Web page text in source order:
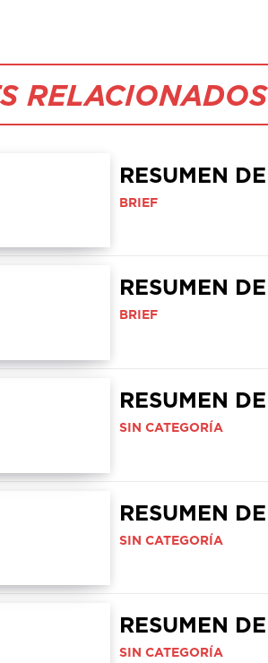
RELACIONADOS
RESUMEN
BRIEF
RESUMEN
BRIEF
RESUMEN
SIN CATEGORÍA
RESUMEN
SIN CATEGORÍA
RESUMEN
SIN CATEGORÍA